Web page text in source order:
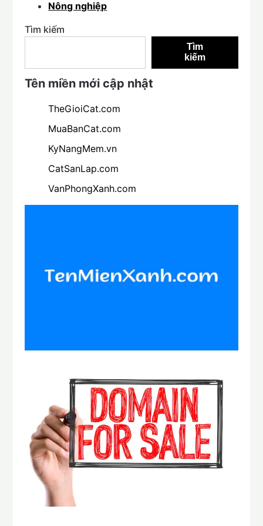
Nông nghiệp
Tìm kiếm
Tìm
kiếm
Tên miền mới cập nhật
TheGioiCat.com
MuaBanCat.com
KyNangMem.vn
CatSanLap.com
VanPhongXanh.com